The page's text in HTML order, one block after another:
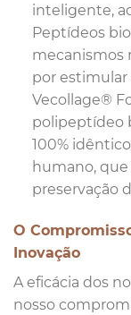
inteligente,
Peptídeos
mecanismos
por estimular
Vecollage®
polipeptídeo
100%
humano,
preservação
O
Inovação
A eficácia dos
nosso